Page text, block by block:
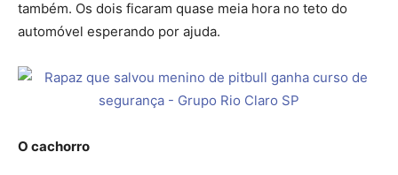
também. Os dois ficaram quase meia hora no teto do
automóvel esperando por ajuda.
O cachorro